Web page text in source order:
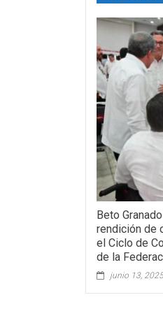
Beto
rendición de
el Ciclo de
de la
junio 13,